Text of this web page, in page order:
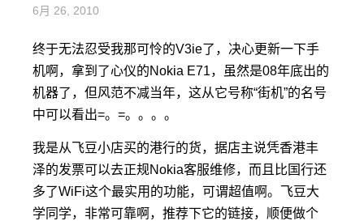
6月 26, 2010
终于无法忍受我那可怜的V3ie了，决心更新一下手
机啊，拿到了心仪的Nokia E71，虽然是08年底出的
机器了，但风范不减当年，这从它号称“街机”的名号
中可以看出=。=。。。。
我是从飞豆小店买的港行的货，据店主说凭香港丰
泽的发票可以去正规Nokia客服维修，而且比国行还
多了WiFi这个最实用的功能，可谓超值啊。飞豆大
学同学，非常可靠啊，推荐下它的链接，顺便做个